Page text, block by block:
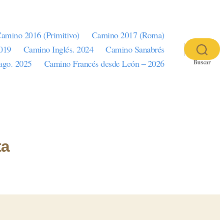
2016 (Primitivo)
Camino 2017 (Roma)
Camino Inglés. 2024
Camino Sanabrés
2025
Camino Francés desde León – 2026 Buscar